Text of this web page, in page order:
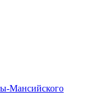
Мансийского